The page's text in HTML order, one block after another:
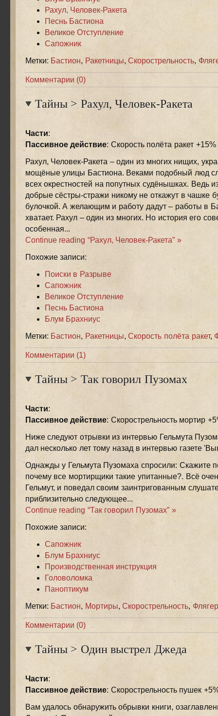
Рахул, Человек-Ракета
Песнь Бастиона
Великое Отступление
Сапожник
Метки: Бастион, Ракетницы,Скорострельность,
Комментарии (0)
Тайны> Рахул, Человек-Ракета
Части:
Пассивное действие: Скорость полёта ракет +15%
Рахул, Человек-Ракета – один из многих нищих,
мощёные улицы Бастиона. Веками подобный люд
всех окрестностей на попутных судёнышках. Ведь
добрые сёстры-стражи никому не откажут в чашке
булочкой. А желающим и работу дадут – работы в
хватает. Рахул – один из многих. Но история его
особенная...
Continue reading “Рахул, Человек-Ракета” »
Похожие записи:
Поиски в Разрыве
Сапожник
Великое Отступление
Песнь Бастиона
Блум Брахниус
Метки: Бастион, Ракетницы,Скорость полёта ракет,
Комментарии (1)
Тайны> Так говорил Пузомах
Части:
Пассивное действие: Скорострельность мортир
Ниже следуют отрывки из интервью Гельмута
дал несколько лет тому назад в интервью газете
Однажды у Гельмута Пузомаха спросили: Скажите
почему все мортирщики такие упитанные?. Всё
Гельмут, и поведал своим заинтригованным
приблизительно следующее...
Continue reading “Так говорил Пузомах” »
Похожие записи:
Сапожник
Блум Брахниус
Производственная инструкция
Головоломка
Паноптикум
Метки: Бастион, Мортиры,Скорострельность,
Комментарии (0)
Тайны> Один выстрел Джеда
Части:
Пассивное действие: Скорострельность пушек
Вам удалось обнаружить обрывки книги,